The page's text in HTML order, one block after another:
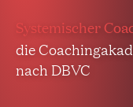
Systemischer
die
nach DBVC